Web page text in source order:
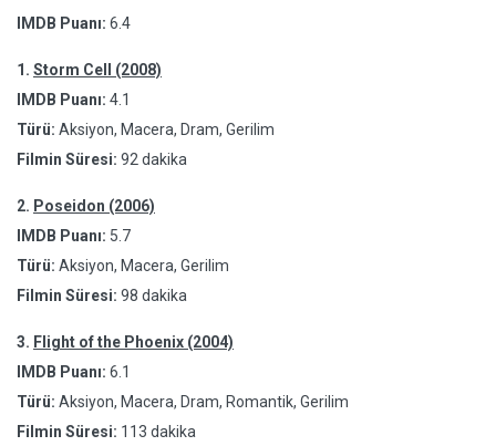
IMDB Puanı: 6.4
1. Storm Cell (2008)
IMDB Puanı: 4.1
Türü: Aksiyon, Macera, Dram, Gerilim
Filmin Süresi: 92 dakika
2. Poseidon (2006)
IMDB Puanı: 5.7
Türü: Aksiyon, Macera, Gerilim
Filmin Süresi: 98 dakika
3. Flight of the Phoenix (2004)
IMDB Puanı: 6.1
Türü: Aksiyon, Macera, Dram, Romantik, Gerilim
Filmin Süresi: 113 dakika